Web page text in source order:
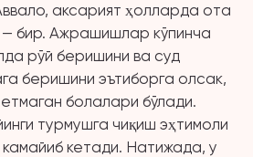
аксарият ҳолларда ота
— бир. Ажрашишлар кўпинча
рўй беришини ва суд
беришини эътиборга олсак,
етмаган болалари бўлади.
турмушга чиқиш эҳтимоли
кетади. Натижада, у